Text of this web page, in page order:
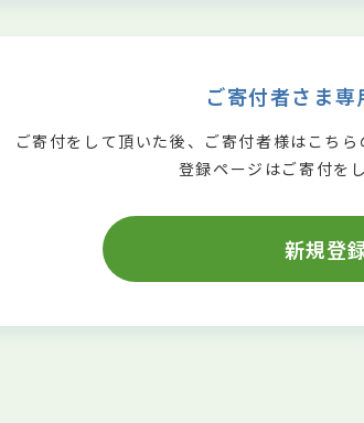
ご寄付者さま
ご寄付をして頂いた後、ご寄付者様はこち
登録ページはご寄付を
新規登